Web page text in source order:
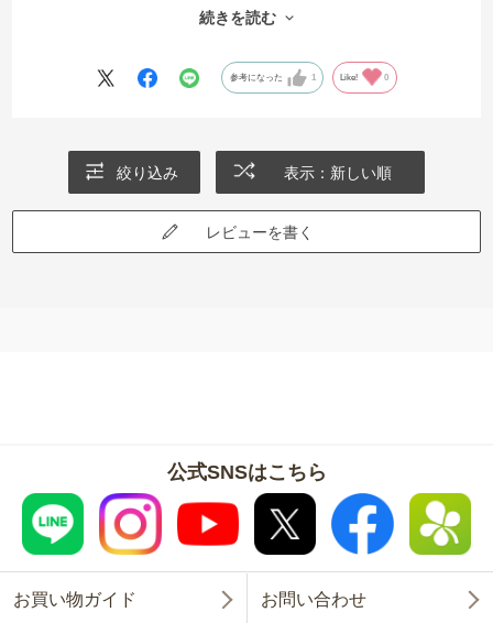
続きを読む
参考になった 1 Like! 0
絞り込み 表示：新しい順
レビューを書く
公式SNSはこちら
お買い物ガイド お問い合わせ